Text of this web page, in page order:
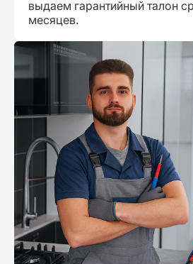
выдаем гарантийный талон
месяцев.